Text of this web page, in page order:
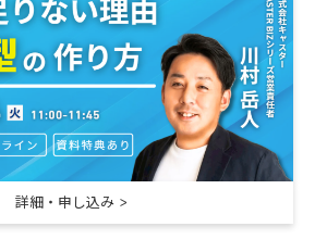
詳細・申し込み